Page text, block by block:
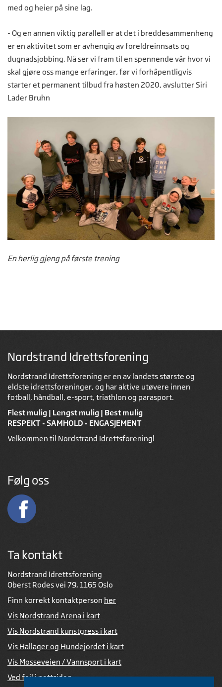
med og heier på sine lag.
- Og en annen viktig parallell er at det i breddesammenheng
er en aktivitet som er avhengig av foreldreinnsats og
dugnadsjobbing. Nå ser vi fram til en spennende vår hvor vi
skal gjøre oss mange erfaringer, før vi forhåpentligvis
starter et permanent tilbud fra høsten 2020, avslutter Siri
Lader Bruhn
En herlig gjeng på første trening
Nordstrand Idrettsforening
Nordstrand Idrettsforening er en av landets største og
eldste idrettsforeninger, og har aktive utøvere innen
fotball, håndball, e-sport, triathlon og parasport.
Flest mulig | Lengst mulig | Best mulig
RESPEKT - SAMHOLD - ENGASJEMENT
Velkommen til Nordstrand Idrettsforening!
Følg oss
Ta kontakt
Nordstrand Idrettsforening
Oberst Rodes vei 79, 1165 Oslo
Finn korrekt kontaktperson her
Vis Nordstrand Arena i kart
Vis Nordstrand kunstgress i kart
Vis Hallager og Hundejordet i kart
Vis Mosseveien / Vannsport i kart
Ved feil i nettsiden